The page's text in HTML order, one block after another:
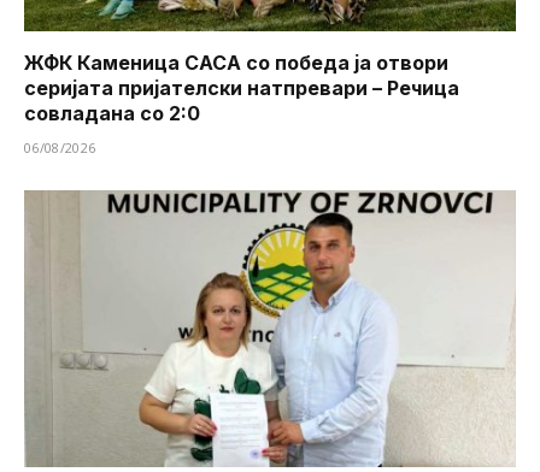
ЖФК Каменица САСА со победа ја отвори
серијата пријателски натпревари – Речица
совладана со 2:0
06/08/2026